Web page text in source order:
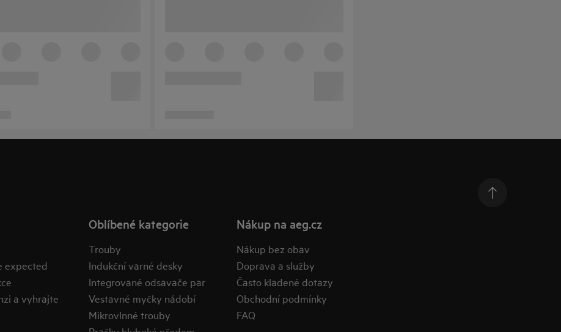
expected
a vyhrajte
Oblíbené kategorie
Trouby
Indukční varné desky
Integrované odsavače par
Vestavné myčky nádobí
Mikrovlnné trouby
Nákup na aeg.cz
Nákup bez obav
Doprava a služby
Často kladené dotazy
Obchodní podmínky
FAQ